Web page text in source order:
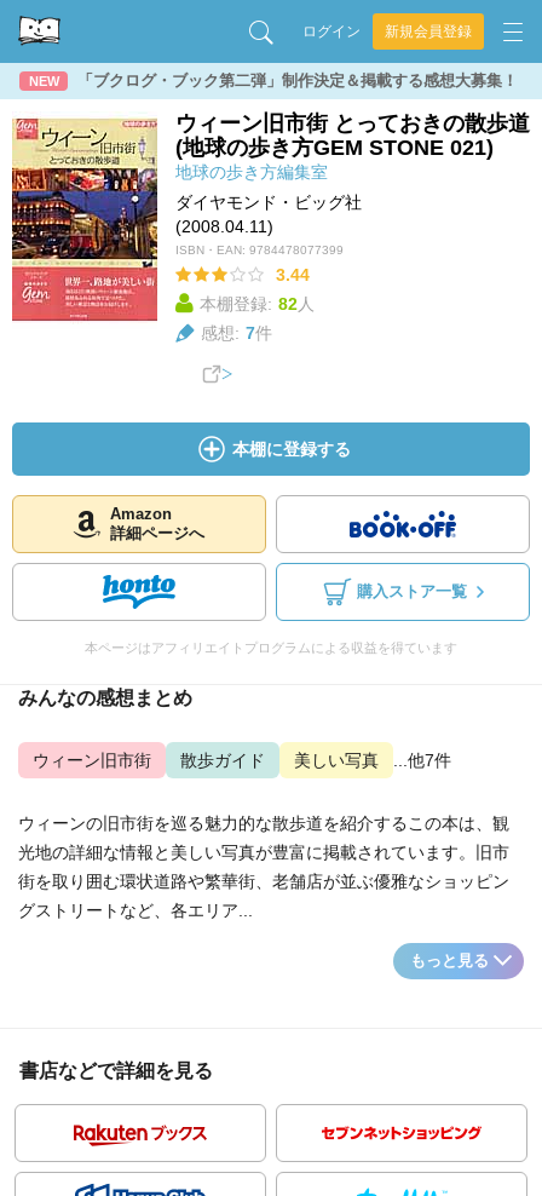
ログイン 新規会員登録
NEW 「ブクログ・ブック第二弾」制作決定＆掲載する感想大募集！
ウィーン旧市街 とっておきの散歩道
(地球の歩き方GEM STONE 021)
地球の歩き方編集室
ダイヤモンド・ビッグ社
(2008.04.11)
ISBN・EAN: 9784478077399
3.44
本棚登録: 82人
感想: 7件
本棚に登録する
Amazon
詳細ページへ
購入ストア一覧
本ページはアフィリエイトプログラムによる収益を得ています
みんなの感想まとめ
ウィーン旧市街 散歩ガイド 美しい写真 ...他7件
ウィーンの旧市街を巡る魅力的な散歩道を紹介するこの本は、観
光地の詳細な情報と美しい写真が豊富に掲載されています。旧市
街を取り囲む環状道路や繁華街、老舗店が並ぶ優雅なショッピン
グストリートなど、各エリア...
もっと見る
書店などで詳細を見る